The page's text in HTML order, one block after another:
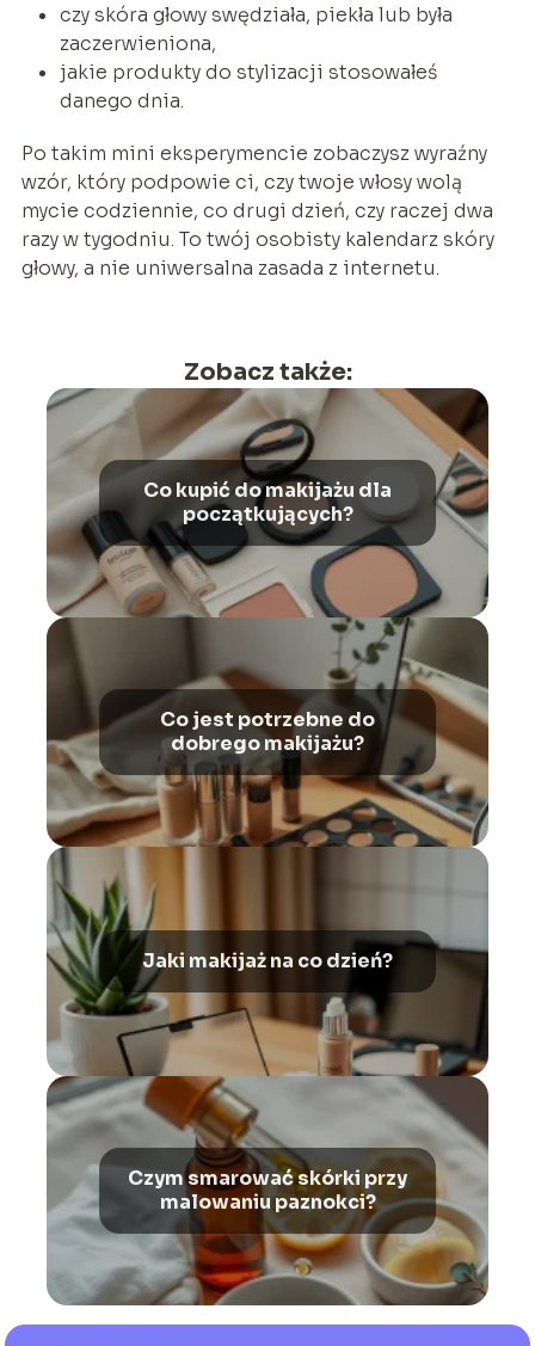
czy skóra głowy swędziała, piekła lub była
zaczerwieniona,
jakie produkty do stylizacji stosowałeś
danego dnia.
Po takim mini eksperymencie zobaczysz wyraźny
wzór, który podpowie ci, czy twoje włosy wolą
mycie codziennie, co drugi dzień, czy raczej dwa
razy w tygodniu. To twój osobisty kalendarz skóry
głowy, a nie uniwersalna zasada z internetu.
Zobacz także:
Co kupić do makijażu dla
początkujących?
Co jest potrzebne do
dobrego makijażu?
Jaki makijaż na co dzień?
Czym smarować skórki przy
malowaniu paznokci?